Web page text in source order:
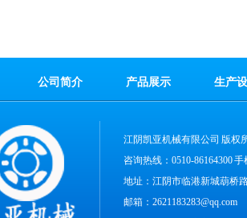
公司简介 产品展示 生产
江阴凯亚机械有限公司 版权
咨询热线：0510-86164300
地址：江阴市临港新城葫桥
邮箱：2621183283@qq.com